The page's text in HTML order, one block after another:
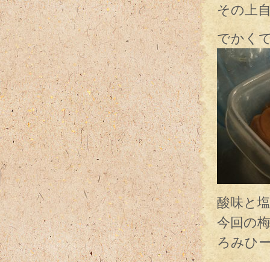
その上
でかく
酸味と
今回の
ろみひ